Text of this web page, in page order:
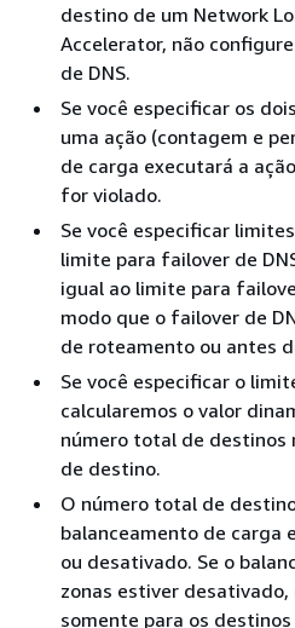
destino de um Network
Accelerator, não
de DNS.
Se você especificar os
uma ação (contagem e
de carga executará a
for violado.
Se você especificar
limite para failover de
igual ao limite para
modo que o failover de
de roteamento ou antes
Se você especificar o
calcularemos o valor
número total de destinos
de destino.
O número total de
balanceamento de carga
ou desativado. Se o
zonas estiver
somente para os